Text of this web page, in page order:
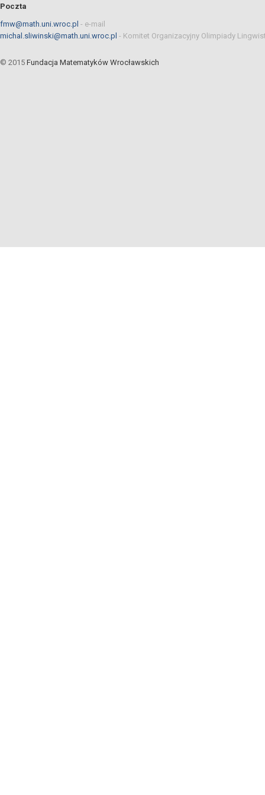
Poczta
fmw@math.uni.wroc.pl - e-mail
michal.sliwinski@math.uni.wroc.pl - Komitet Organizacyjny Olimpiady
© 2015 Fundacja Matematyków Wrocławskich